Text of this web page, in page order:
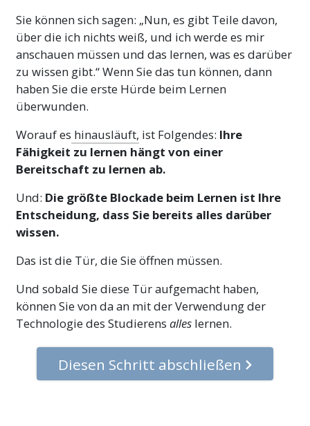
Sie können sich sagen: „Nun, es gibt Teile davon,
über die ich nichts weiß, und ich werde es mir
anschauen müssen und das lernen, was es darüber
zu wissen gibt.“ Wenn Sie das tun können, dann
haben Sie die erste Hürde beim Lernen
überwunden.
Worauf es hinausläuft, ist Folgendes: Ihre
Fähigkeit zu lernen hängt von einer
Bereitschaft zu lernen ab.
Und: Die größte Blockade beim Lernen ist Ihre
Entscheidung, dass Sie bereits alles darüber
wissen.
Das ist die Tür, die Sie öffnen müssen.
Und sobald Sie diese Tür aufgemacht haben,
können Sie von da an mit der Verwendung der
Technologie des Studierens alles lernen.
Diesen Schritt abschließen